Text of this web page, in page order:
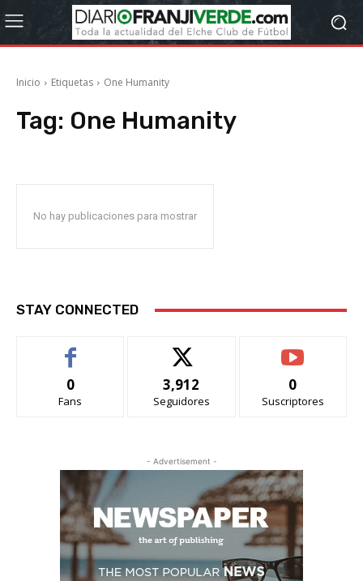
Inicio Etiquetas One Humanity
Tag: One Humanity
No hay publicaciones para mostrar
STAY CONNECTED
0
Fans
3,912
Seguidores
0
Suscriptores
- Advertisement -